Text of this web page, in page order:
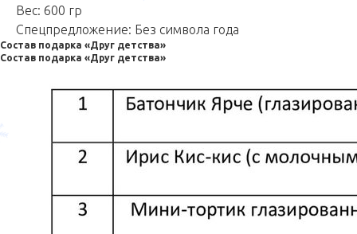
Вес: 600 гр
Спецпредложение: Без символа года
Состав подарка «Друг детства»
Состав подарка «Друг детства»